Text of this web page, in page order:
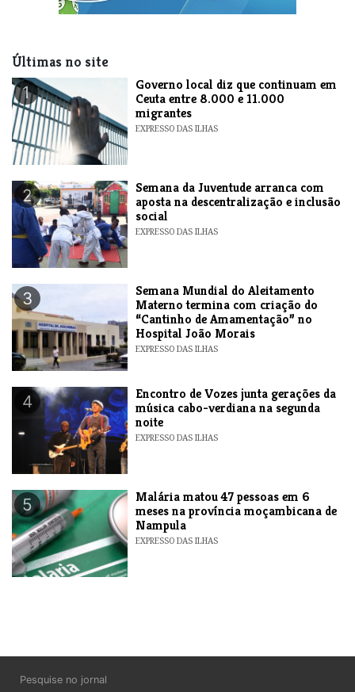
Últimas no site
1
​Governo local diz que continuam em
Ceuta entre 8.000 e 11.000
migrantes
EXPRESSO DAS ILHAS
2
Semana da Juventude arranca com
aposta na descentralização e inclusão
social
EXPRESSO DAS ILHAS
3
Semana Mundial do Aleitamento
Materno termina com criação do
“Cantinho de Amamentação” no
Hospital João Morais
EXPRESSO DAS ILHAS
4
Encontro de Vozes junta gerações da
música cabo-verdiana na segunda
noite
EXPRESSO DAS ILHAS
5
​Malária matou 47 pessoas em 6
meses na província moçambicana de
Nampula
EXPRESSO DAS ILHAS
Pesquise no jornal